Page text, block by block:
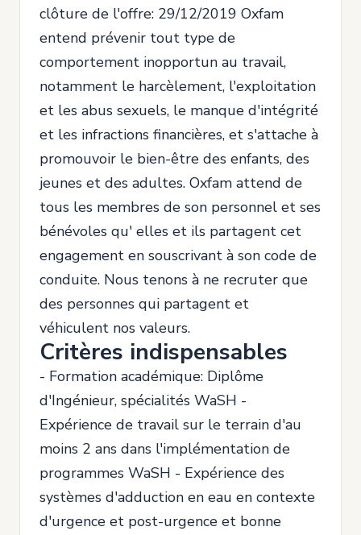
clôture de l'offre: 29/12/2019 Oxfam
entend prévenir tout type de
comportement inopportun au travail,
notamment le harcèlement, l'exploitation
et les abus sexuels, le manque d'intégrité
et les infractions financières, et s'attache à
promouvoir le bien-être des enfants, des
jeunes et des adultes. Oxfam attend de
tous les membres de son personnel et ses
bénévoles qu' elles et ils partagent cet
engagement en souscrivant à son code de
conduite. Nous tenons à ne recruter que
des personnes qui partagent et
véhiculent nos valeurs.
Critères indispensables
- Formation académique: Diplôme
d'Ingénieur, spécialités WaSH -
Expérience de travail sur le terrain d'au
moins 2 ans dans l'implémentation de
programmes WaSH - Expérience des
systèmes d'adduction en eau en contexte
d'urgence et post-urgence et bonne